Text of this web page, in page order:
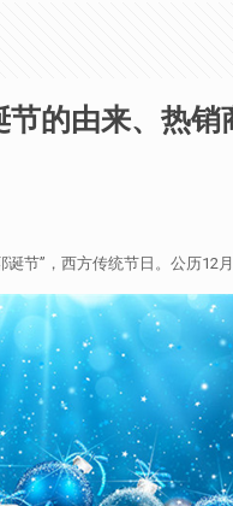
的由来、热
节”，西方传统节日。公历12